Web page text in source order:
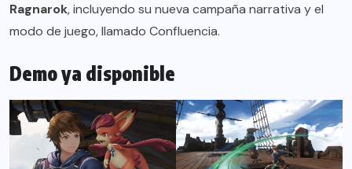
Ragnarok, incluyendo su nueva campaña narrativa y el
modo de juego, llamado Confluencia.
Demo ya disponible